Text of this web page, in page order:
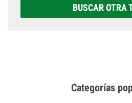
BUSCAR OTRA
Categorías